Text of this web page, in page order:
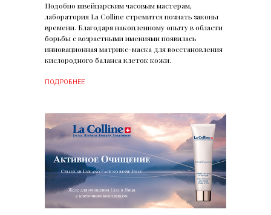
Подобно швейцарским часовым мастерам,
лаборатория La Colline стремится познать законы
времени. Благодаря накопленному опыту в области
борьбы с возрастными имениями появилась
инновационная матрикс-маска для восстановления
кислородного баланса клеток кожи.
ПОДРОБНЕЕ